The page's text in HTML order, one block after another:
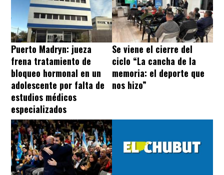
Puerto Madryn: jueza
frena tratamiento de
bloqueo hormonal en un
adolescente por falta de
estudios médicos
especializados
Se viene el cierre del
ciclo “La cancha de la
memoria: el deporte que
nos hizo”